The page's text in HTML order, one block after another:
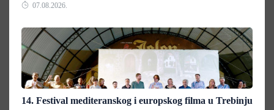
07.08.2026.
14. Festival mediteranskog i europskog filma u Trebinju